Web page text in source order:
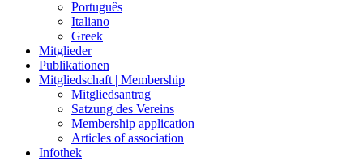
Português
Italiano
Greek
Mitglieder
Publikationen
Mitgliedschaft | Membership
Mitgliedsantrag
Satzung des Vereins
Membership application
Articles of association
Infothek